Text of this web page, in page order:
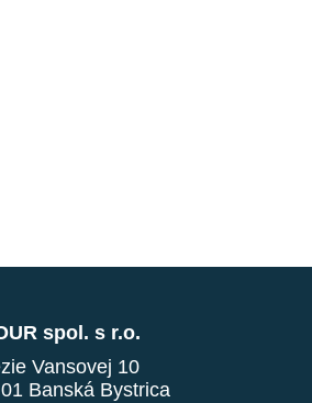
spol. s r.o.
Vansovej 10
Banská Bystrica